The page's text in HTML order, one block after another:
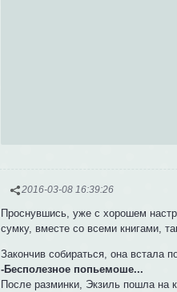
2016-03-08 16:39:26
Проснувшись, уже с хорошем
сумку, вместе со всеми книгами,
Закончив собираться, она встала
-Бесполезное попьемоше...
После разминки, Экзиль пошла на